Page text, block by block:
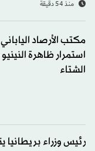
منذ 54 دقيقة
مكتب الأرصاد
استمرار ظاهرة
الشتاء
رئيس وزراء بريطانيا